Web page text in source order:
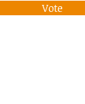
Vote